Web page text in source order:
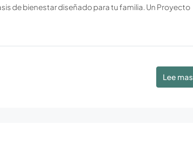
de bienestar diseñado para tu familia. Un Proyecto
Lee mas